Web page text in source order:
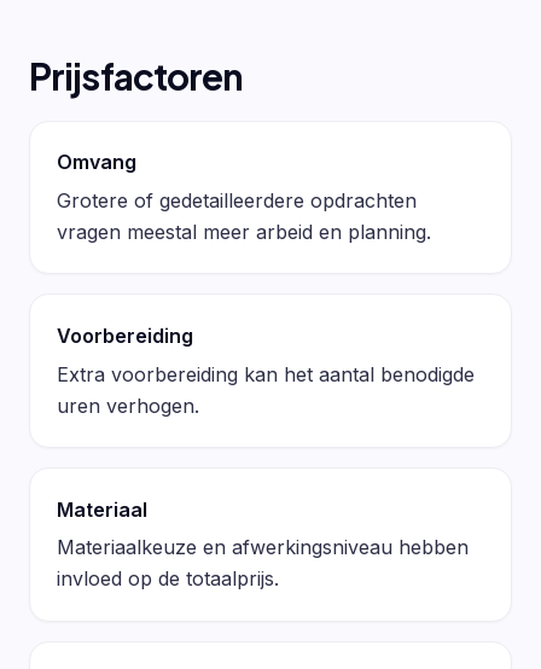
Prijsfactoren
Omvang
Grotere of gedetailleerdere opdrachten
vragen meestal meer arbeid en planning.
Voorbereiding
Extra voorbereiding kan het aantal benodigde
uren verhogen.
Materiaal
Materiaalkeuze en afwerkingsniveau hebben
invloed op de totaalprijs.